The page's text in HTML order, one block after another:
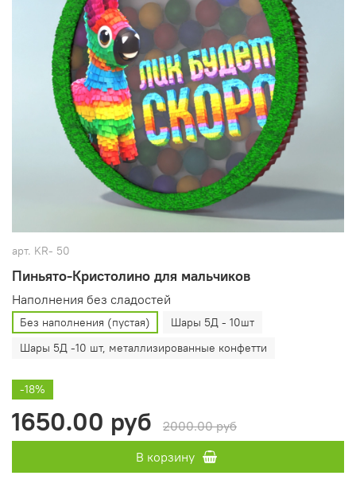
арт. KR- 50
Пиньято-Кристолино для мальчиков
Наполнения без сладостей
Без наполнения (пустая)
Шары 5Д - 10шт
Шары 5Д -10 шт, металлизированные конфетти
-18%
1650.00 руб
2000.00 руб
В корзину